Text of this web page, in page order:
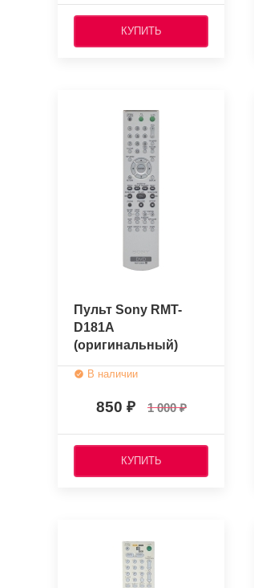
КУПИТЬ
Пульт Sony RMT-
D181A
(оригинальный)
В наличии
850 1 000
КУПИТЬ